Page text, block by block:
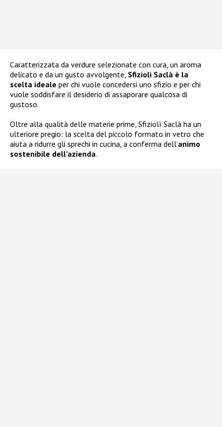
Caratterizzata da verdure selezionate con cura, un aroma
delicato e da un gusto avvolgente, Sfiziolì Saclà è la
scelta ideale per chi vuole concedersi uno sfizio e per chi
vuole soddisfare il desiderio di assaporare qualcosa di
gustoso.
Oltre alla qualità delle materie prime, Sfiziolì Saclà ha un
ulteriore pregio: la scelta del piccolo formato in vetro che
aiuta a ridurre gli sprechi in cucina, a conferma dell’animo
sostenibile dell’azienda.